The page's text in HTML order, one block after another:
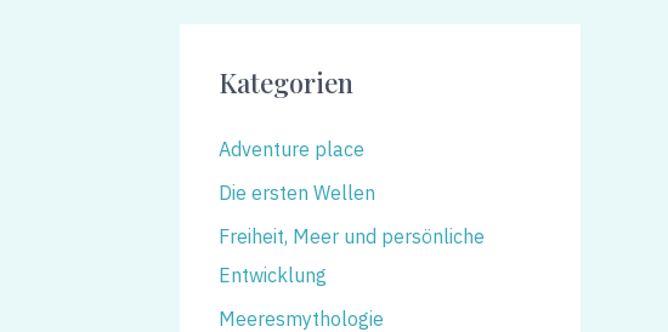
Kategorien
Adventure place
Die ersten Wellen
Freiheit, Meer und persönliche
Entwicklung
Meeresmythologie